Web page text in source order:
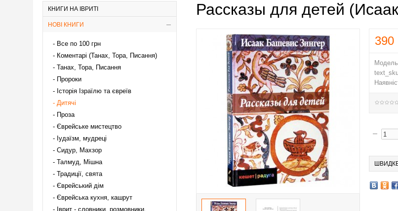
КНИГИ НА ІВРИТІ
НОВІ КНИГИ
Все по 100 грн
Коментарі (Танах, Тора, Писання)
Танах, Тора, Писання
Пророки
Історія Ізраїлю та євреїв
Дитячі
Проза
Єврейське мистецтво
Іудаїзм, мудреці
Сидур, Махзор
Талмуд, Мішна
Традиції, свята
Єврейський дім
Єврейська кухня, кашрут
Іврит - словники, розмовники,
Рассказы для детей
390